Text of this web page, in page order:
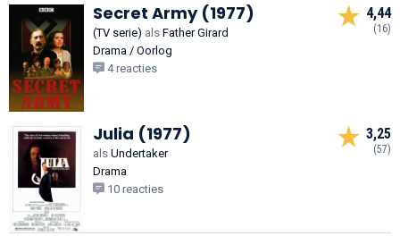
Secret Army (1977)
(TV serie) als Father Girard
Drama / Oorlog
4 reacties
4,44
(16)
Julia (1977)
als Undertaker
Drama
10 reacties
3,25
(57)